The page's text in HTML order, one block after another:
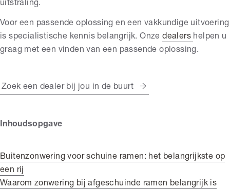
uitstraling.
Voor een passende oplossing en een vakkundige uitvoering
is specialistische kennis belangrijk. Onzedealers helpen u
graag met een vinden van een passende oplossing.
Zoek een dealer bij jou in de buurt
Inhoudsopgave
Buitenzonwering voor schuine ramen: het belangrijkste op
een rij
Waarom zonwering bij afgeschuinde ramen belangrijk is